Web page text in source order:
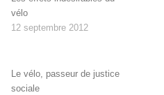
vélo
12 septembre 2012
Le vélo, passeur de justice
sociale